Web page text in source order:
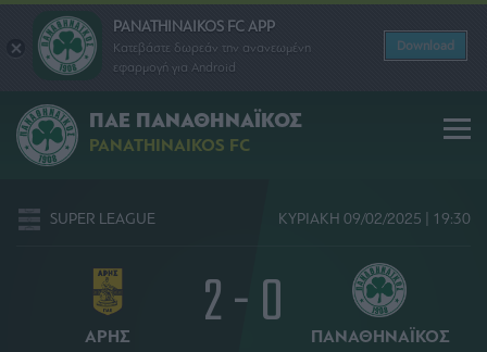
PANATHINAIKOS FC APP
Κατεβάστε δωρεάν την ανανεωμένη
εφαρμογή για Android
Download
ΠΑΕ ΠΑΝΑΘΗΝΑΪΚΟΣ
PANATHINAIKOS FC
SUPER LEAGUE ΚΥΡΙΑΚΗ 09/02/2025 | 19:30
ΑΡΗΣ 2 - 0 ΠΑΝΑΘΗΝΑΪΚΟΣ